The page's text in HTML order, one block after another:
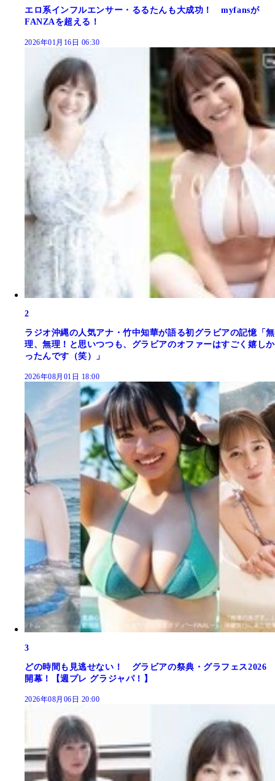
エロ系インフルエンサー・るるたんも大成功！ myfansが
FANZAを超える！
2026年01月16日 06:30
2
ラジオ沖縄の人気アナ・竹中知華が語る初グラビアの記憶「無
理、無理！と思いつつも、グラビアのオファーはすごく嬉しか
ったんです（笑）」
2026年08月01日 18:00
3
どの時間も見逃せない！ グラビアの祭典・グラフェス2026
開幕！【週プレ グラジャパ！】
2026年08月06日 20:00